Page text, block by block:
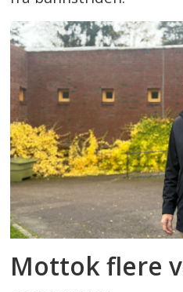
Mottok flere